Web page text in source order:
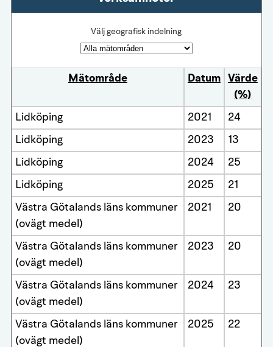
Välj geografisk indelning
Mätområde Datum
Värde
(%)
Lidköping 2021 24
Lidköping 2023 13
Lidköping 2024 25
Lidköping 2025 21
Västra Götalands läns kommuner
(ovägt medel)
2021 20
Västra Götalands läns kommuner
(ovägt medel)
2023 20
Västra Götalands läns kommuner
(ovägt medel)
2024 23
Västra Götalands läns kommuner
(ovägt medel)
2025 22